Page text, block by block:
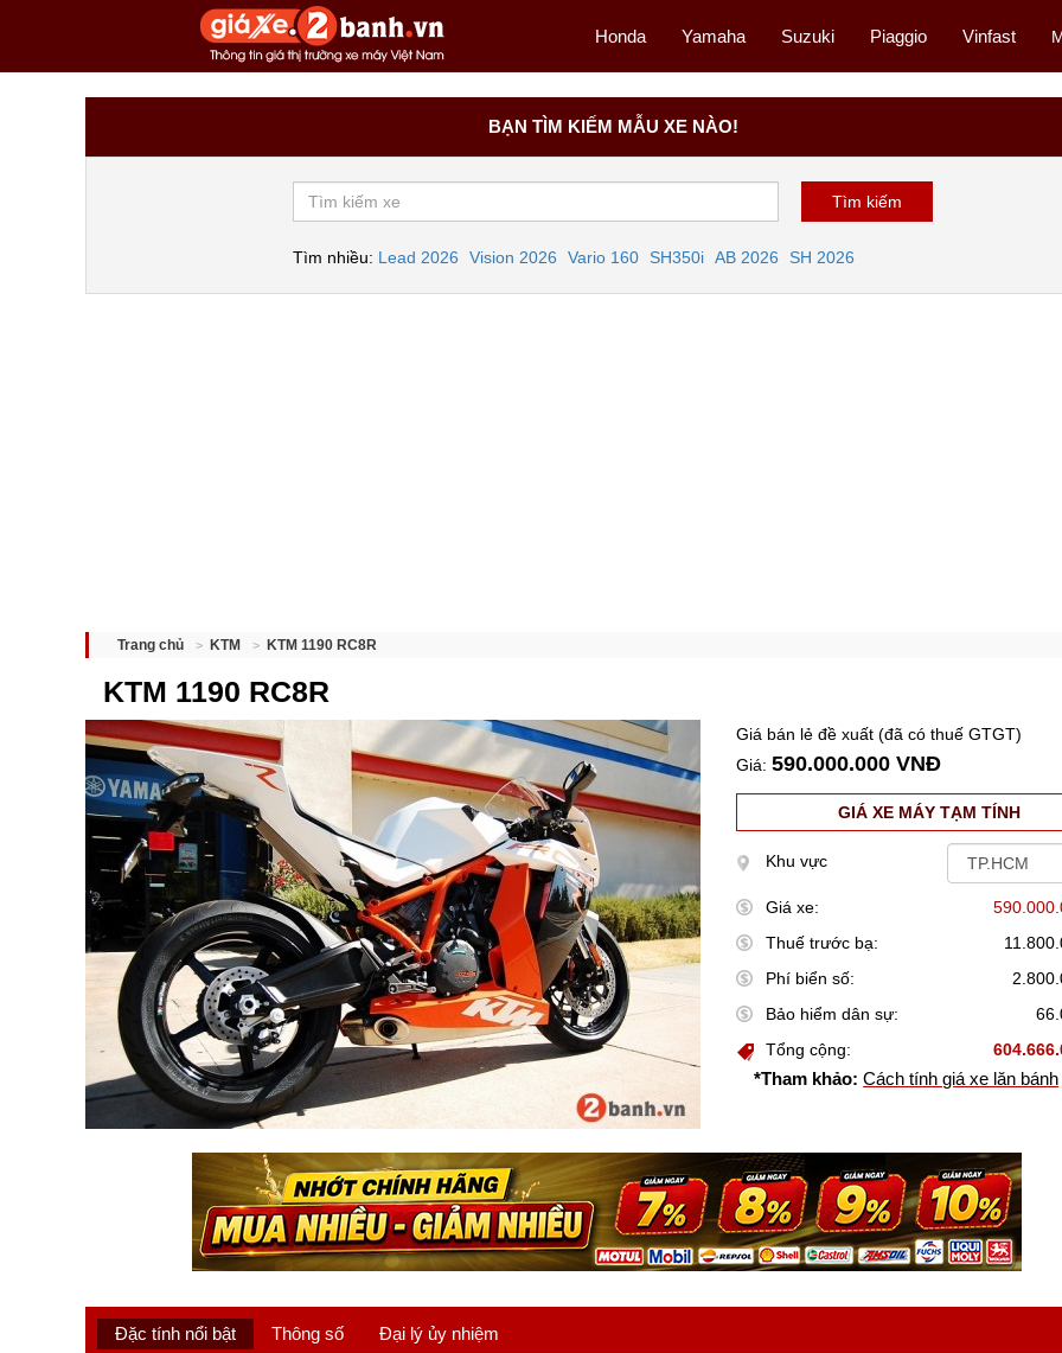
Honda Yamaha Suzuki Piaggio Vinfast
BẠN TÌM KIẾM MẪU XE NÀO!
Tìm nhiều: Lead 2026 Vision 2026 Vario 160 SH350i AB 2026 SH 2026
Trang chủ KTM KTM 1190 RC8R
KTM 1190 RC8R
Giá bán lẻ đề xuất (đã có thuế GTGT)
Giá:590.000.000 VNĐ
GIÁ XE MÁY TẠM TÍNH
Khu vực
Giá xe:
Thuế trước bạ:
Phí biển số:
Bảo hiểm dân sự:
Tổng cộng:
*Tham khảo: Cách tính giá xe lăn bánh
Đặc tính nổi bật Thông số Đại lý ủy nhiệm